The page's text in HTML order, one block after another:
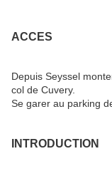
ACCES
Depuis Seyssel
col de Cuvery.
Se garer au parking
INTRODUCTION